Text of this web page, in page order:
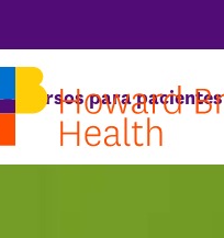
Recursos para pacientes